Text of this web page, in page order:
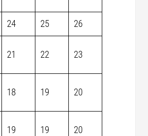
24 25 26
21 22 23
18 19 20
19 19 20